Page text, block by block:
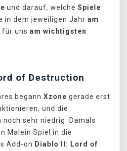
und darauf, welche Spiele
in dem jeweiligen Jahr am
für uns am wichtigsten
of Destruction
begann Xzone gerade erst
und die
sehr niedrig. Damals
Malein Spiel in die
Add-on Diablo II: Lord of